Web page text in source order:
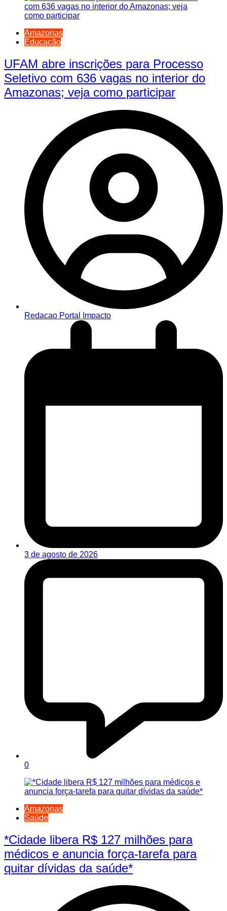
Amazonas
Educação
UFAM abre inscrições para Processo
Seletivo com 636 vagas no interior do
Amazonas; veja como participar
Redacao Portal Impacto
3 de agosto de 2026
0
Amazonas
Saúde
*Cidade libera R$ 127 milhões para
médicos e anuncia força-tarefa para
quitar dívidas da saúde*